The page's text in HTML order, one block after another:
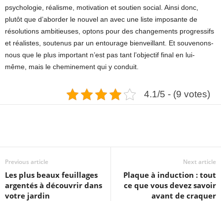
psychologie, réalisme, motivation et soutien social. Ainsi donc,
plutôt que d’aborder le nouvel an avec une liste imposante de
résolutions ambitieuses, optons pour des changements progressifs
et réalistes, soutenus par un entourage bienveillant. Et souvenons-
nous que le plus important n’est pas tant l’objectif final en lui-
même, mais le cheminement qui y conduit.
4.1/5 - (9 votes)
Previous article
Les plus beaux feuillages
argentés à découvrir dans
votre jardin
Next article
Plaque à induction : tout
ce que vous devez savoir
avant de craquer